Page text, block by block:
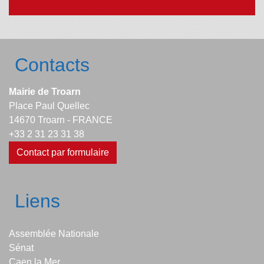
Contacts
Mairie de Troarn
Place Paul Quellec
14670 Troarn - FRANCE
+33 2 31 23 31 38
Contact par formulaire
Liens
Assemblée Nationale
Sénat